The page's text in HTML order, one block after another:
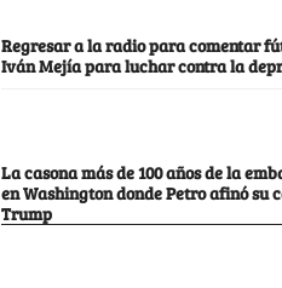
Regresar a la radio para comentar
Iván Mejía para luchar contra la
La casona más de 100 años de la
en Washington donde Petro afinó su
Trump